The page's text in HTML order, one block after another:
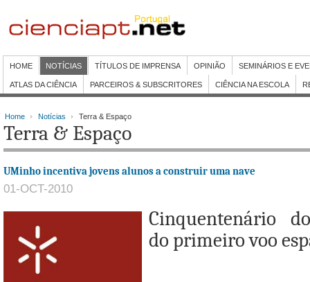
HOME NOTÍCIAS TÍTULOS DE IMPRENSA OPINIÃO SEMINÁRIOS E
ATLAS DA CIÊNCIA PARCEIROS & SUBSCRITORES CIÊNCIA NA ESCOLA
Home Notícias Terra & Espaço
Terra & Espaço
UMinho incentiva jovens alunos a construir uma nave
01-OCT-2010
Cinquentenário
do primeiro voo